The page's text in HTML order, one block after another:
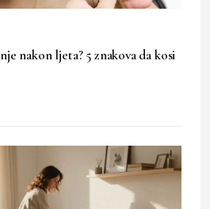
nakon ljeta? 5 znakova da kosi